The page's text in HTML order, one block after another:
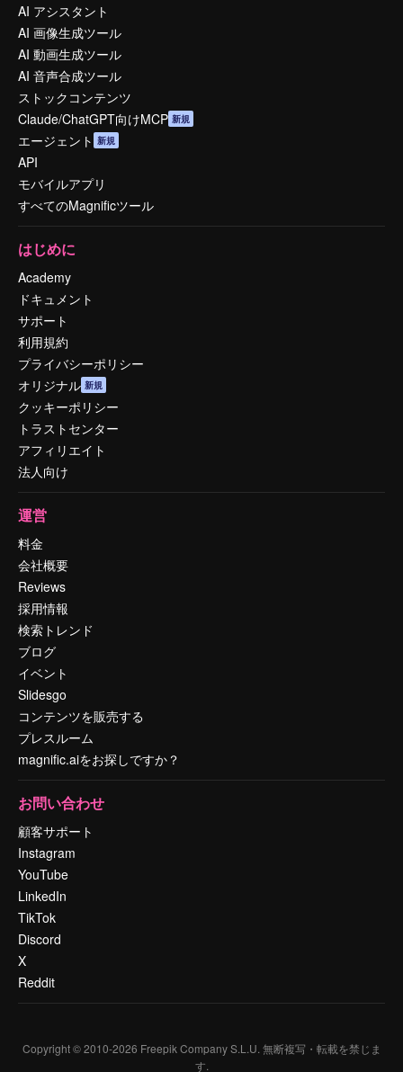
AI アシスタント
AI 画像生成ツール
AI 動画生成ツール
AI 音声合成ツール
ストックコンテンツ
Claude/ChatGPT向けMCP 新規
エージェント 新規
API
モバイルアプリ
すべてのMagnificツール
はじめに
Academy
ドキュメント
サポート
利用規約
プライバシーポリシー
オリジナル 新規
クッキーポリシー
トラストセンター
アフィリエイト
法人向け
運営
料金
会社概要
Reviews
採用情報
検索トレンド
ブログ
イベント
Slidesgo
コンテンツを販売する
プレスルーム
magnific.aiをお探しですか？
お問い合わせ
顧客サポート
Instagram
YouTube
LinkedIn
TikTok
Discord
X
Reddit
Copyright © 2010-2026 Freepik Company S.L.U. 無断複写・転載を禁じま
す.